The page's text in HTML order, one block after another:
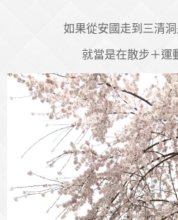
如果從安國走到三清
就當是在散步＋運